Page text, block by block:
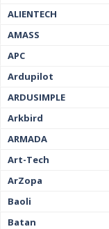
ALIENTECH
AMASS
APC
Ardupilot
ARDUSIMPLE
Arkbird
ARMADA
Art-Tech
ArZopa
Baoli
Batan